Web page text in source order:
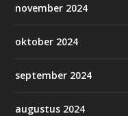
november 2024
oktober 2024
september 2024
augustus 2024